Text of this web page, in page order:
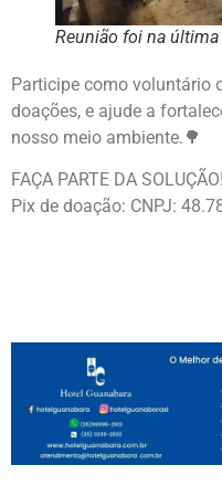
Reunião foi na
Participe como voluntário
doações, e ajude a
nosso meio ambiente.🌳
FAÇA PARTE DA SOLUÇÃO!
Pix de doação: CNPJ: